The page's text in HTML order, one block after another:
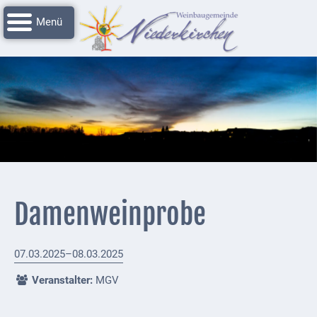
Navigation
überspringen
Startseite
Grussworte
Rathaus
Unser
Niederkirchen
Impressionen
Nachrichtenarchiv
Deidesheim
Damenweinprobe
07.03.2025–08.03.2025
Veranstalter: MGV